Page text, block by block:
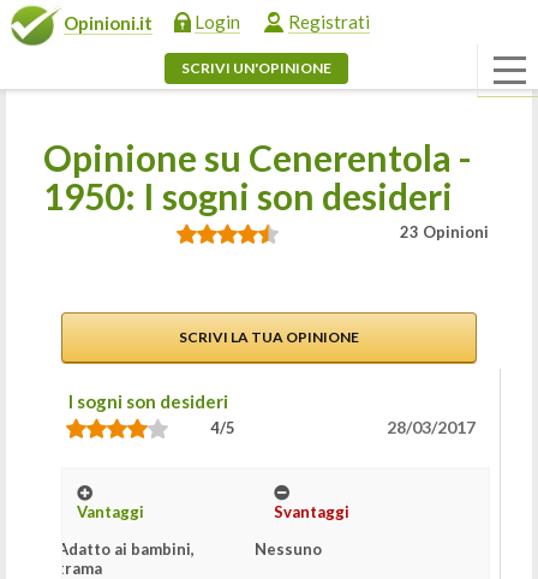
Opinioni.it Login Registrati
SCRIVI UN'OPINIONE
Opinione su Cenerentola -
1950: I sogni son desideri
23 Opinioni
SCRIVI LA TUA OPINIONE
I sogni son desideri
4/5 28/03/2017
Vantaggi
Adatto ai bambini,
trama
Svantaggi
Nessuno